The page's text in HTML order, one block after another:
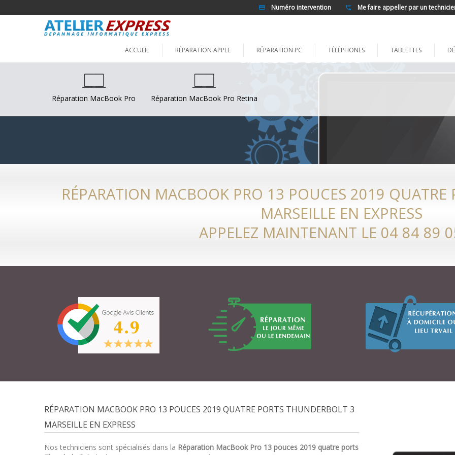
Me faire appeller par un
Numéro intervention
ACCUEIL RÉPARATION APPLE RÉPARATION PC TÉLÉPHONES TABLETTES
Réparation MacBook Pro Réparation MacBook Pro Retina
RÉPARATION MACBOOK PRO 13 POUCES 2019 QUATRE
MARSEILLE EN EXPRESS
APPELEZ MAINTENANT LE 04 84 89
RÉPARATION MACBOOK PRO 13 POUCES 2019 QUATRE PORTS THUNDERBOLT 3
MARSEILLE EN EXPRESS
Nos techniciens sont spécialisés dans la Réparation MacBook Pro 13 pouces 2019 quatre ports